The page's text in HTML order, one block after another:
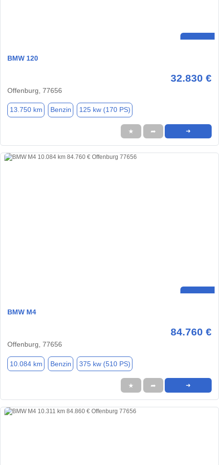
BMW 120
32.830 €
Offenburg, 77656
13.750 km Benzin 125 kw (170 PS)
★ ➦ ➜
BMW M4
84.760 €
Offenburg, 77656
10.084 km Benzin 375 kw (510 PS)
★ ➦ ➜